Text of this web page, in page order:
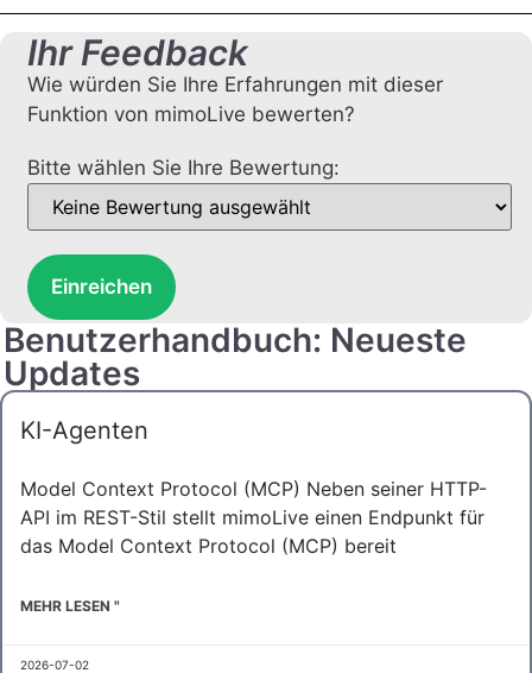
Ihr Feedback
Wie würden Sie Ihre Erfahrungen mit dieser
Funktion von mimoLive bewerten?
Bitte wählen Sie Ihre Bewertung:
Einreichen
Benutzerhandbuch: Neueste
Updates
KI-Agenten
Model Context Protocol (MCP) Neben seiner HTTP-
API im REST-Stil stellt mimoLive einen Endpunkt für
das Model Context Protocol (MCP) bereit
MEHR LESEN "
2026-07-02